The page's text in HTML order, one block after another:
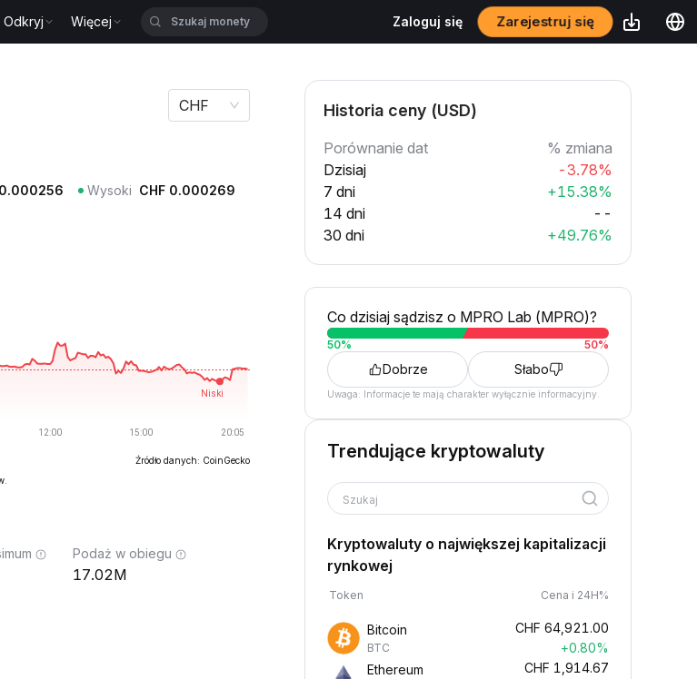
Odkryj Więcej Zaloguj się Zarejestruj się
CHF
0.000256 Wysoki CHF 0.000269
Źródło danych: CoinGecko
Podaż w obiegu
17.02M
Historia ceny (USD)
Porównanie dat
% zmiana
Dzisiaj
-3.78%
7 dni
+15.38%
14 dni
--
30 dni
+49.76%
Co dzisiaj sądzisz o MPRO Lab (MPRO)?
50% 50%
Dobrze Słabo
Uwaga: Informacje te mają charakter wyłącznie informacyjny.
Trendujące kryptowaluty
Szukaj
Kryptowaluty o największej kapitalizacji
rynkowej
Token Cena i 24H%
Bitcoin
BTC
CHF 64,921.00
+0.80%
Ethereum
CHF 1,914.67